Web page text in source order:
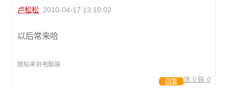
卢松松 2010-04-17 13:10:02
以后常来哈
跟帖来自电脑端
顶: 0 踩: 0
回复